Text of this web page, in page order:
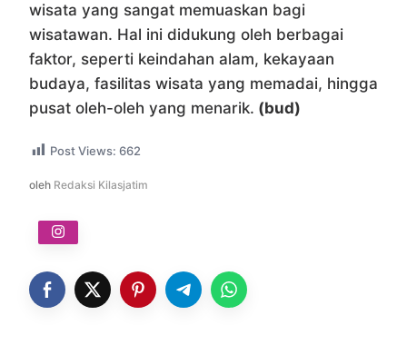
wisata yang sangat memuaskan bagi
wisatawan. Hal ini didukung oleh berbagai
faktor, seperti keindahan alam, kekayaan
budaya, fasilitas wisata yang memadai, hingga
pusat oleh-oleh yang menarik. (bud)
Post Views: 662
oleh Redaksi Kilasjatim